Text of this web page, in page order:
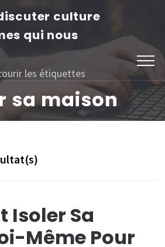
culture
qui nous
les étiquettes
sa maison
Isoler Sa
Même Pour